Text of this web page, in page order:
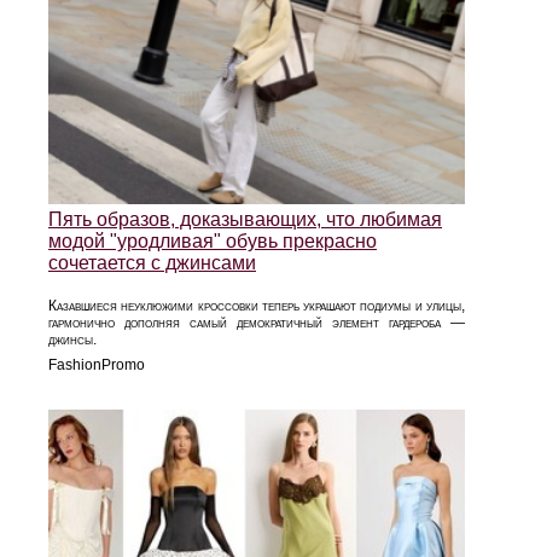
Пять образов, доказывающих, что любимая
модой "уродливая" обувь прекрасно
сочетается с джинсами
Казавшиеся неуклюжими кроссовки теперь украшают подиумы и улицы,
гармонично дополняя самый демократичный элемент гардероба —
джинсы.
FashionPromo